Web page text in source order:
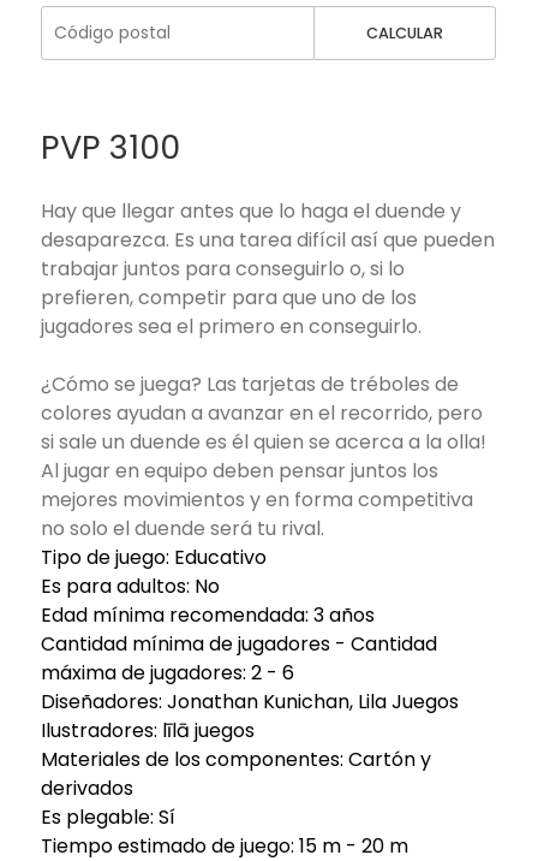
CALCULAR
PVP 3100
Hay que llegar antes que lo haga el duende y
desaparezca. Es una tarea difícil así que pueden
trabajar juntos para conseguirlo o, si lo
prefieren, competir para que uno de los
jugadores sea el primero en conseguirlo.
¿Cómo se juega? Las tarjetas de tréboles de
colores ayudan a avanzar en el recorrido, pero
si sale un duende es él quien se acerca a la olla!
Al jugar en equipo deben pensar juntos los
mejores movimientos y en forma competitiva
no solo el duende será tu rival.
Tipo de juego: Educativo
Es para adultos: No
Edad mínima recomendada: 3 años
Cantidad mínima de jugadores - Cantidad
máxima de jugadores: 2 - 6
Diseñadores: Jonathan Kunichan, Lila Juegos
Ilustradores: līlā juegos
Materiales de los componentes: Cartón y
derivados
Es plegable: Sí
Tiempo estimado de juego: 15 m - 20 m